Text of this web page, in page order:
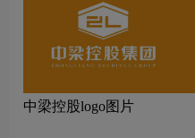
中梁控股logo图片